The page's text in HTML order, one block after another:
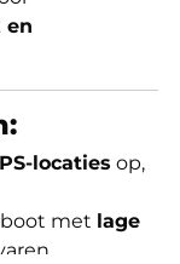
en
locaties op,
boot met lage